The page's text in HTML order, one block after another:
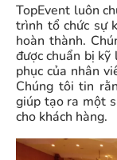
TopEvent luôn
trình tổ chức sự
hoàn thành.
được chuẩn bị
phục của nhân
Chúng tôi tin
giúp tạo ra một
cho khách hàng.